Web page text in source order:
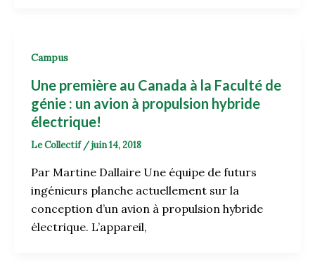
Campus
Une première au Canada à la Faculté de
génie : un avion à propulsion hybride
électrique!
Le Collectif /juin 14, 2018
Par Martine Dallaire Une équipe de futurs
ingénieurs planche actuellement sur la
conception d’un avion à propulsion hybride
électrique. L’appareil,